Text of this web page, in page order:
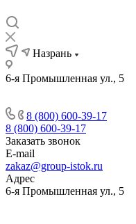
Назрань
6-я Промышленная ул., 5
8 (800) 600-39-17
8 (800) 600-39-17
Заказать звонок
E-mail
zakaz@group-istok.ru
Адрес
6-я Промышленная ул., 5